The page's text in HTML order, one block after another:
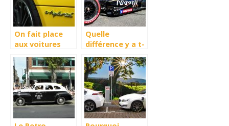
On fait place
aux voitures
Quelle
différence y a t-
Formule 1 et
l’Indy Car ?